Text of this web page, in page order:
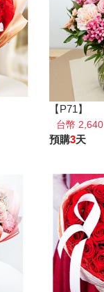
【P71】
台幣 2,640
預購3天